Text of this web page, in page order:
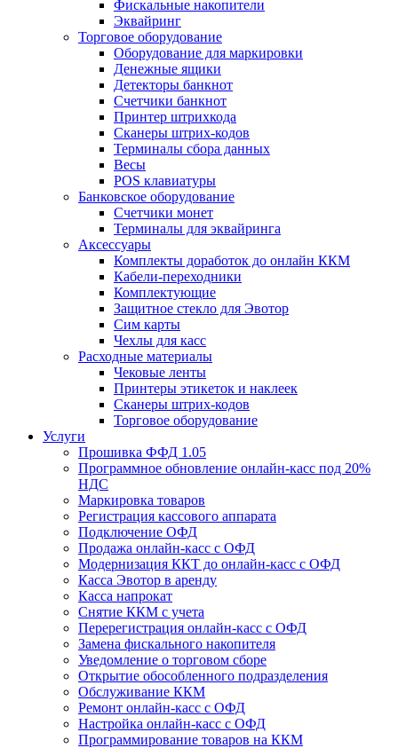
Фискальные накопители
Эквайринг
Торговое оборудование
Оборудование для маркировки
Денежные ящики
Детекторы банкнот
Счетчики банкнот
Принтер штрихкода
Сканеры штрих-кодов
Терминалы сбора данных
Весы
POS клавиатуры
Банковское оборудование
Счетчики монет
Терминалы для эквайринга
Аксессуары
Комплекты доработок до онлайн ККМ
Кабели-переходники
Комплектующие
Защитное стекло для Эвотор
Сим карты
Чехлы для касс
Расходные материалы
Чековые ленты
Принтеры этикеток и наклеек
Сканеры штрих-кодов
Торговое оборудование
Услуги
Прошивка ФФД 1.05
Программное обновление онлайн-касс под 20%
НДС
Маркировка товаров
Регистрация кассового аппарата
Подключение ОФД
Продажа онлайн-касс с ОФД
Модернизация ККТ до онлайн-касс с ОФД
Касса Эвотор в аренду
Касса напрокат
Снятие ККМ с учета
Перерегистрация онлайн-касс с ОФД
Замена фискального накопителя
Уведомление о торговом сборе
Открытие обособленного подразделения
Обслуживание ККМ
Ремонт онлайн-касс с ОФД
Настройка онлайн-касс с ОФД
Программирование товаров на ККМ